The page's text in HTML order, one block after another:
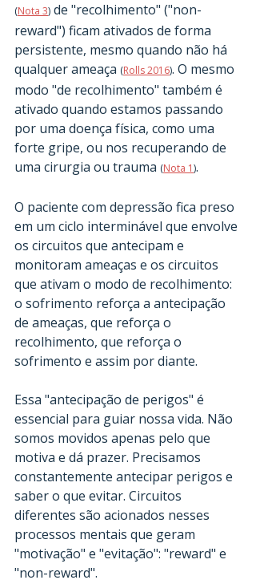
(Nota 3) de "recolhimento" ("non-
reward") ficam ativados de forma
persistente, mesmo quando não há
qualquer ameaça (Rolls 2016). O mesmo
modo "de recolhimento" também é
ativado quando estamos passando
por uma doença física, como uma
forte gripe, ou nos recuperando de
uma cirurgia ou trauma (Nota 1).
O paciente com depressão fica preso
em um ciclo interminável que envolve
os circuitos que antecipam e
monitoram ameaças e os circuitos
que ativam o modo de recolhimento:
o sofrimento reforça a antecipação
de ameaças, que reforça o
recolhimento, que reforça o
sofrimento e assim por diante.
Essa "antecipação de perigos" é
essencial para guiar nossa vida. Não
somos movidos apenas pelo que
motiva e dá prazer. Precisamos
constantemente antecipar perigos e
saber o que evitar. Circuitos
diferentes são acionados nesses
processos mentais que geram
"motivação" e "evitação": "reward" e
"non-reward".